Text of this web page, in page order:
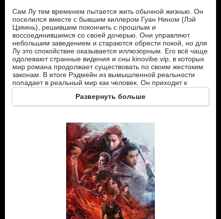
Сам Лу тем временем пытается жить обычной жизнью. Он
поселился вместе с бывшим киллером Гуан Нином (Лэй
Цзяинь), решившим покончить с прошлым и
воссоединившимся со своей дочерью. Они управляют
небольшим заведением и стараются обрести покой, но для
Лу это спокойствие оказывается иллюзорным. Его всё чаще
одолевают странные видения и сны kinovibe.vip, в которых
мир романа продолжает существовать по своим жестоким
законам. В итоге Рэдмейн из вымышленной реальности
попадает в реальный мир как человек. Он приходит к
выводу, что источник бесконечных войн и смертей –
невидимый бог, который хладнокровно распоряжается
судьбами людей. Этим богом оказывается сам Лу Конгвэнь,
Рэдмейн готов бросить вызов своему создателю.
Развернуть больше